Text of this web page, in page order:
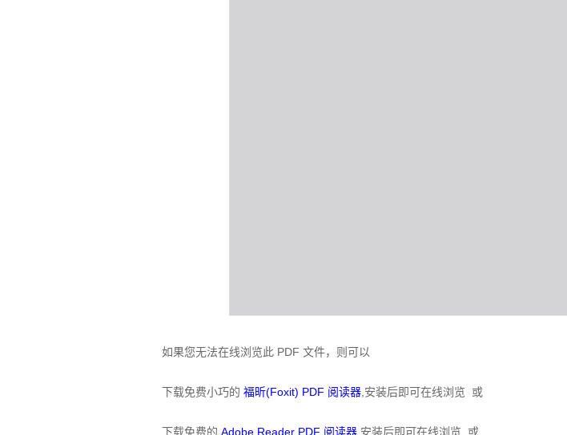
如果您无法在线浏览此 PDF 文件，则可以
下载免费小巧的 福昕(Foxit) PDF 阅读器 ,安装后即可在线浏览 或
下载免费的 Adobe Reader PDF 阅读器 ,安装后即可在线浏览 或